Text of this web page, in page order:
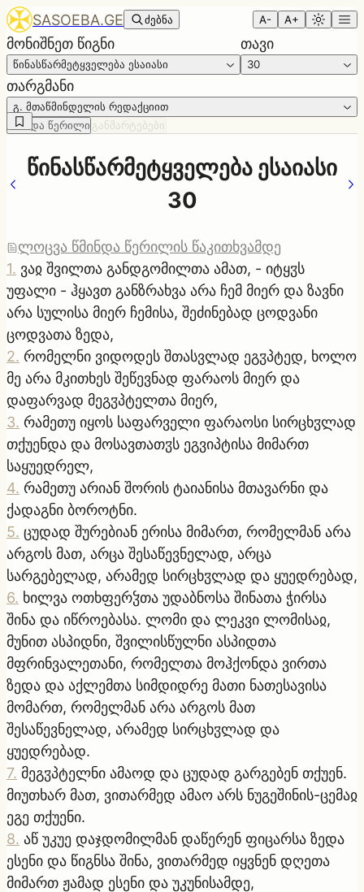
SASOEBA.GE ძებნა A- A+
მონიშნეთ წიგნი
წინასწარმეტყველება ესაიასი
თავი
30
თარგმანი
გ. მთაწმინდელის რედაქციით
წმინდა წერილი განმარტებები
წინასწარმეტყველება ესაიასი
30
ლოცვა წმინდა წერილის წაკითხვამდე
1. ვაჲ შვილთა განდგომილთა ამათ, - იტყჳს
უფალი - ჰყავთ განზრახვა არა ჩემ მიერ და ზავნი
არა სულისა მიერ ჩემისა, შეძინებად ცოდვანი
ცოდვათა ზედა,
2. რომელნი ვიდოდეს შთასვლად ეგჳპტედ, ხოლო
მე არა მკითხეს შეწევნად ფარაოს მიერ და
დაფარვად მეგჳპტელთა მიერ,
3. რამეთუ იყოს საფარველი ფარაოსი სირცხჳლად
თქუენდა და მოსავთათჳს ეგვიპტისა მიმართ
საყუედრელ,
4. რამეთუ არიან შორის ტაიანისა მთავარნი და
ქადაგნი ბოროტნი.
5. ცუდად შურებიან ერისა მიმართ, რომელმან არა
არგოს მათ, არცა შესაწევნელად, არცა
სარგებელად, არამედ სირცხჳლად და ყუედრებად,
6. ხილვა ოთხფერჴთა უდაბნოსა შინათა ჭირსა
შინა და იწროებასა. ლომი და ლეკვი ლომისაჲ,
მუნით ასპიდნი, შვილისწულნი ასპიდთა
მფრინვალეთანი, რომელთა მოჰქონდა ვირთა
ზედა და აქლემთა სიმდიდრე მათი ნათესავისა
მომართ, რომელმან არა არგოს მათ
შესაწევნელად, არამედ სირცხჳლად და
ყუედრებად.
7. მეგჳპტელნი ამაოდ და ცუდად გარგებენ თქუენ.
მიუთხარ მათ, ვითარმედ ამაო არს ნუგეშინის-ცემაჲ
ეგე თქუენი.
8. აწ უკუე დაჯდომილმან დაწერენ ფიცარსა ზედა
ესენი და წიგნსა შინა, ვითარმედ იყვნენ დღეთა
მიმართ ჟამად ესენი და უკუნისამდე,